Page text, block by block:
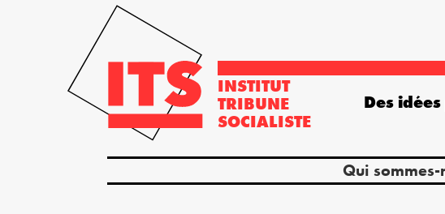
INSTITUT
TRIBUNE
SOCIALISTE
Qui sommes-
Des